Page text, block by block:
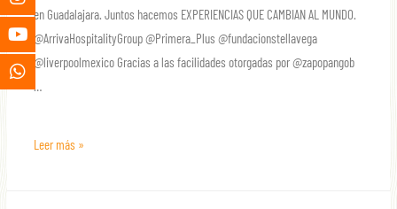
en Guadalajara. Juntos hacemos EXPERIENCIAS QUE CAMBIAN AL MUNDO.
‪@ArrivaHospitalityGroup‬ ‪@Primera_Plus‬ ‪@fundacionstellavega‬
‪@liverpoolmexico‬ Gracias a las facilidades otorgadas por ‪@zapopangob‬
…
Leer más »